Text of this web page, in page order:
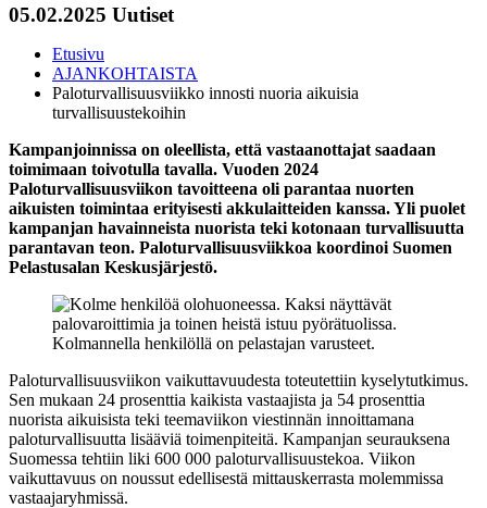
05.02.2025 Uutiset
Etusivu
AJANKOHTAISTA
Paloturvallisuusviikko innosti nuoria aikuisia
turvallisuustekoihin
Kampanjoinnissa on oleellista, että vastaanottajat saadaan
toimimaan toivotulla tavalla. Vuoden 2024
Paloturvallisuusviikon tavoitteena oli parantaa nuorten
aikuisten toimintaa erityisesti akkulaitteiden kanssa. Yli puolet
kampanjan havainneista nuorista teki kotonaan turvallisuutta
parantavan teon. Paloturvallisuusviikkoa koordinoi Suomen
Pelastusalan Keskusjärjestö.
Paloturvallisuusviikon vaikuttavuudesta toteutettiin kyselytutkimus.
Sen mukaan 24 prosenttia kaikista vastaajista ja 54 prosenttia
nuorista aikuisista teki teemaviikon viestinnän innoittamana
paloturvallisuutta lisääviä toimenpiteitä. Kampanjan seurauksena
Suomessa tehtiin liki 600 000 paloturvallisuustekoa. Viikon
vaikuttavuus on noussut edellisestä mittauskerrasta molemmissa
vastaajaryhmissä.